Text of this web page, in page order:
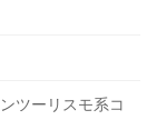
ツーリスモ系コ